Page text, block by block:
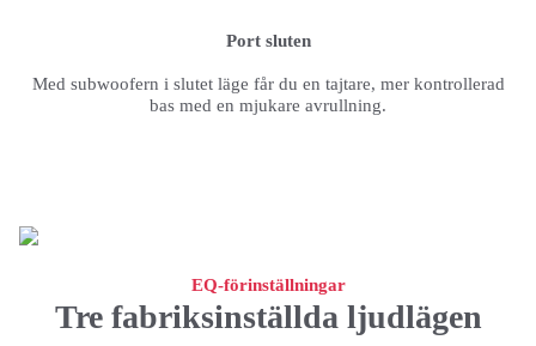
Port sluten
Med subwoofern i slutet läge får du en tajtare, mer kontrollerad
bas med en mjukare avrullning.
EQ-förinställningar
Tre fabriksinställda ljudlägen